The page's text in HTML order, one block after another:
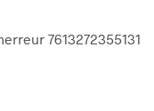
7613272355131